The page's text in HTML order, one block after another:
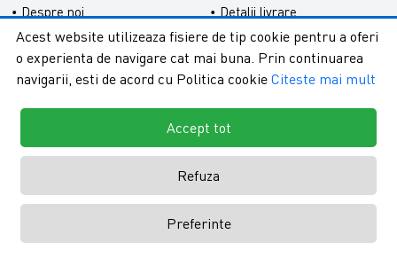
Despre noi
Categorii
Contact
Formular retur
Detalii livrare
Confidentialitate
Termeni si conditii
Copyright © 2026 - ReduceriXXL |
magazine online by ITeXclusiv.ro
Acest website utilizeaza fisiere de tip cookie pentru a oferi
o experienta de navigare cat mai buna. Prin continuarea
navigarii, esti de acord cu Politica cookie Citeste mai mult
Accept tot
Refuza
Preferinte